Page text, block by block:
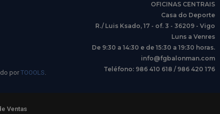
por TOOOLS.
OFICINAS CENTRAIS
Casa do Deporte
R./ Luis Ksado, 17 - of. 3 - 36209 - Vigo
Luns a Venres
De 9:30 a 14:30 e de 15:30 a 19:30 horas.
info@fgbalonman.com
Teléfono: 986 410 618 / 986 420 176
Ventas